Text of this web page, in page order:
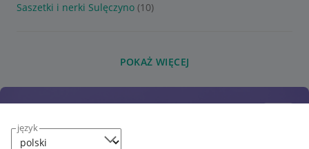
język
Saszetki i nerki Sulęczyno (10)
POKAŻ WIĘCEJ